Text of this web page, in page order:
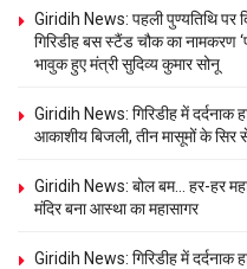
Giridih News: पहली पुण्यतिथि पर
गिरिडीह बस स्टैंड चौक का नामकरण
भावुक हुए मंत्री सुदिव्य कुमार सोनू
Giridih News: गिरिडीह में दर्दनाक
आकाशीय बिजली, तीन मासूमों के सिर
Giridih News: बोल बम… हर-हर
मंदिर बना आस्था का महासागर
Giridih News: गिरिडीह में